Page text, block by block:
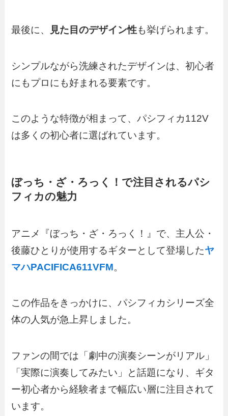
最後に、 見た目のデザイン性も挙げられます。
シンプルながら洗練されたデザインは、初心者
にもプロにも好まれる要素です。
このような特徴が相まって、パシフィカ112V
は多くの初心者に選ばれています。
ぼっち・ざ・ろっく！で注目されるパシ
フィカの魅力
アニメ『ぼっち・ざ・ろっく！』で、主人公・
後藤ひとりが使用するギターとして登場したヤ
マハPACIFICA611VFM。
この作品をきっかけに、パシフィカシリーズ全
体の人気が急上昇しました。
ファンの間では「劇中の演奏シーンがリアル」
「実際に演奏してみたい」と話題になり、ギタ
ー初心者から経験者まで幅広い層に注目されて
います。